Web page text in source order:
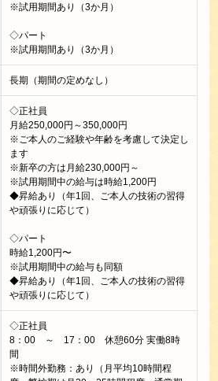
※試用期間あり（3か月）
◇パート
※試用期間あり（3か月）
長期（期間の定めなし）
◇正社員
月給250,000円～350,000円
※ご本人のご経験や年齢を考慮して決定し
ます
※新卒の方は月給230,000円～
※試用期間中の給与は時給1,200円
◆昇給あり（年1回、ご本人の技術の習得
や頑張りに応じて）
◇パート
時給1,200円〜
※試用期間中の給与も同額
◆昇給あり（年1回、ご本人の技術の習得
や頑張りに応じて）
◇正社員
8：00 ～ 17：00 休憩60分 実働8時
間
※時間外勤務：あり（月平均10時間程